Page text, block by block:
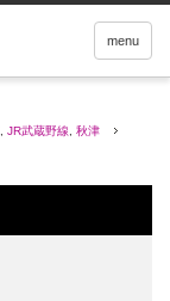
menu
JR武蔵野線
秋津